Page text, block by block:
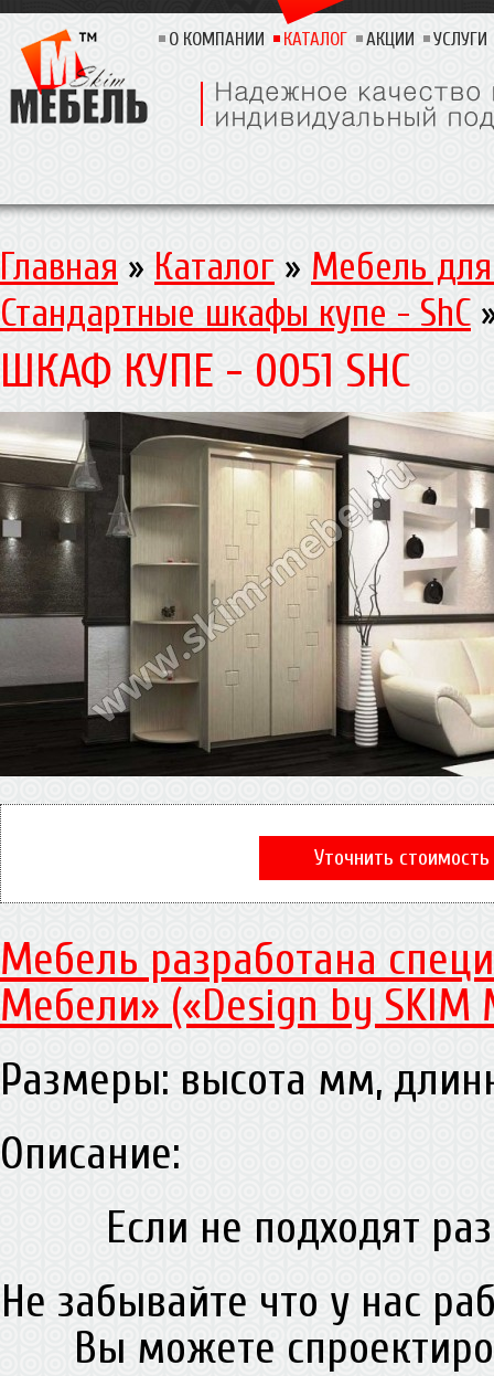
О КОМПАНИИ КАТАЛОГ АКЦИИ УСЛУГИ
Главная » Каталог » Мебель
Стандартные шкафы купе - ShC
ШКАФ КУПЕ - 0051 SHC
Уточнить стоимость
Мебель разработана
Мебели» («Design by SKIM
Размеры: высота мм,
Описание:
Если не подходят
Не забывайте что у нас
Вы можете